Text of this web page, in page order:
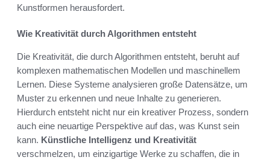
Kunstformen herausfordert.
Wie Kreativität durch Algorithmen entsteht
Die Kreativität, die durch Algorithmen entsteht, beruht auf
komplexen mathematischen Modellen und maschinellem
Lernen. Diese Systeme analysieren große Datensätze, um
Muster zu erkennen und neue Inhalte zu generieren.
Hierdurch entsteht nicht nur ein kreativer Prozess, sondern
auch eine neuartige Perspektive auf das, was Kunst sein
kann. Künstliche Intelligenz und Kreativität
verschmelzen, um einzigartige Werke zu schaffen, die in